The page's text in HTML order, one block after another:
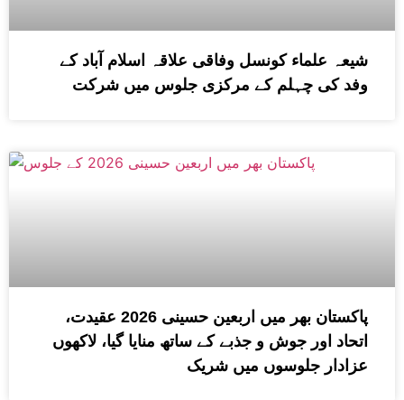
شیعہ علماء کونسل وفاقی علاقہ اسلام آباد کے
وفد کی چہلم کے مرکزی جلوس میں شرکت
پاکستان بھر میں اربعین حسینی 2026 عقیدت،
اتحاد اور جوش و جذبے کے ساتھ منایا گیا، لاکھوں
عزادار جلوسوں میں شریک